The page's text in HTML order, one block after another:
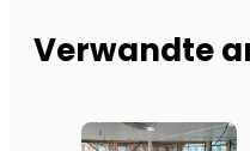
Verwandte